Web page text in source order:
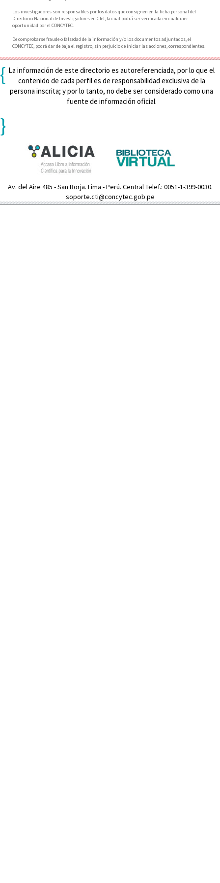
Los investigadores son responsables por los datos que consignen en la ficha personal del
Directorio Nacional de Investigadores en CTeI, la cual podrá ser verificada en cualquier
oportunidad por el CONCYTEC.
De comprobarse fraude o falsedad de la información y/o los documentos adjuntados, el
CONCYTEC, podrá dar de baja el registro, sin perjuicio de iniciar las acciones, correspondientes.
{ La información de este directorio es autoreferenciada, por lo que el
contenido de cada perfil es de responsabilidad exclusiva de la
persona inscrita; y por lo tanto, no debe ser considerado como una
fuente de información oficial.
}
Av. del Aire 485 - San Borja. Lima - Perú. Central Telef.: 0051-1-399-0030.
soporte.cti@concytec.gob.pe